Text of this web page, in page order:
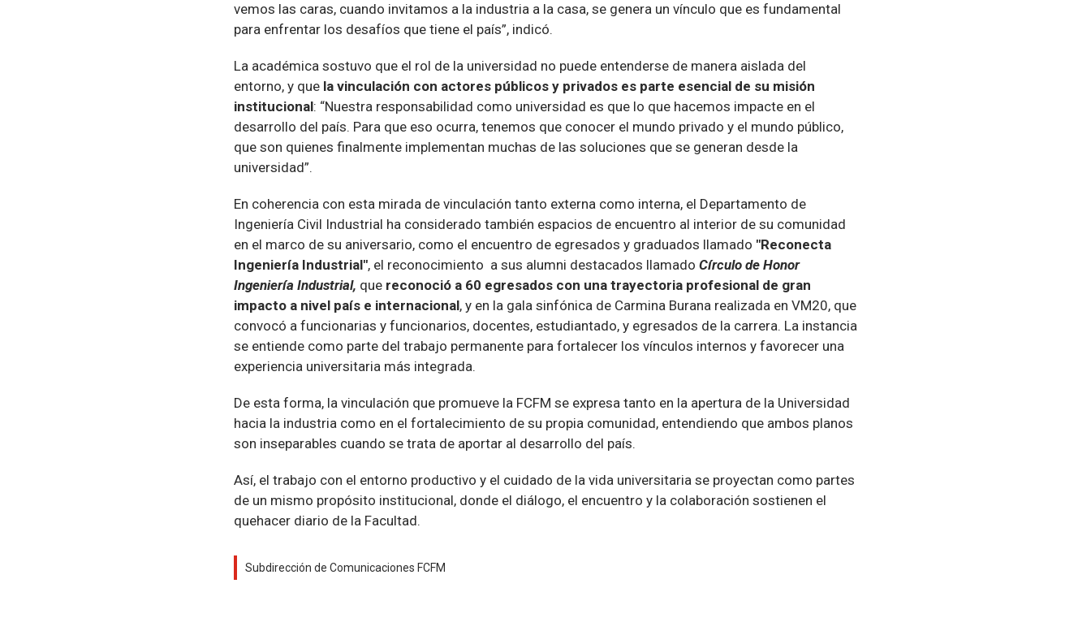
vemos las caras, cuando invitamos a la industria a la casa, se genera un vínculo que es fundamental
para enfrentar los desafíos que tiene el país”, indicó.
La académica sostuvo que el rol de la universidad no puede entenderse de manera aislada del
entorno, y que la vinculación con actores públicos y privados es parte esencial de su misión
institucional: “Nuestra responsabilidad como universidad es que lo que hacemos impacte en el
desarrollo del país. Para que eso ocurra, tenemos que conocer el mundo privado y el mundo público,
que son quienes finalmente implementan muchas de las soluciones que se generan desde la
universidad”.
En coherencia con esta mirada de vinculación tanto externa como interna, el Departamento de
Ingeniería Civil Industrial ha considerado también espacios de encuentro al interior de su comunidad
en el marco de su aniversario, como el encuentro de egresados y graduados llamado "Reconecta
Ingeniería Industrial", el reconocimiento a sus alumni destacados llamado Círculo de Honor
Ingeniería Industrial, que reconoció a 60 egresados con una trayectoria profesional de gran
impacto a nivel país e internacional, y en la gala sinfónica de Carmina Burana realizada en VM20, que
convocó a funcionarias y funcionarios, docentes, estudiantado, y egresados de la carrera. La instancia
se entiende como parte del trabajo permanente para fortalecer los vínculos internos y favorecer una
experiencia universitaria más integrada.
De esta forma, la vinculación que promueve la FCFM se expresa tanto en la apertura de la Universidad
hacia la industria como en el fortalecimiento de su propia comunidad, entendiendo que ambos planos
son inseparables cuando se trata de aportar al desarrollo del país.
Así, el trabajo con el entorno productivo y el cuidado de la vida universitaria se proyectan como partes
de un mismo propósito institucional, donde el diálogo, el encuentro y la colaboración sostienen el
quehacer diario de la Facultad.
Subdirección de Comunicaciones FCFM